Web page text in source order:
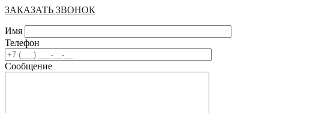
ЗАКАЗАТЬ ЗВОНОК
Имя
Телефон
Сообщение